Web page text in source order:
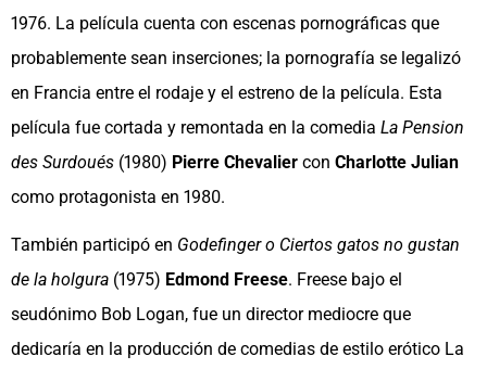
1976. La película cuenta con escenas pornográficas que
probablemente sean inserciones; la pornografía se legalizó
en Francia entre el rodaje y el estreno de la película. Esta
película fue cortada y remontada en la comedia La Pension
des Surdoués (1980) Pierre Chevalier con Charlotte Julian
como protagonista en 1980.
También participó en Godefinger o Ciertos gatos no gustan
de la holgura (1975) Edmond Freese. Freese bajo el
seudónimo Bob Logan, fue un director mediocre que
dedicaría en la producción de comedias de estilo erótico La